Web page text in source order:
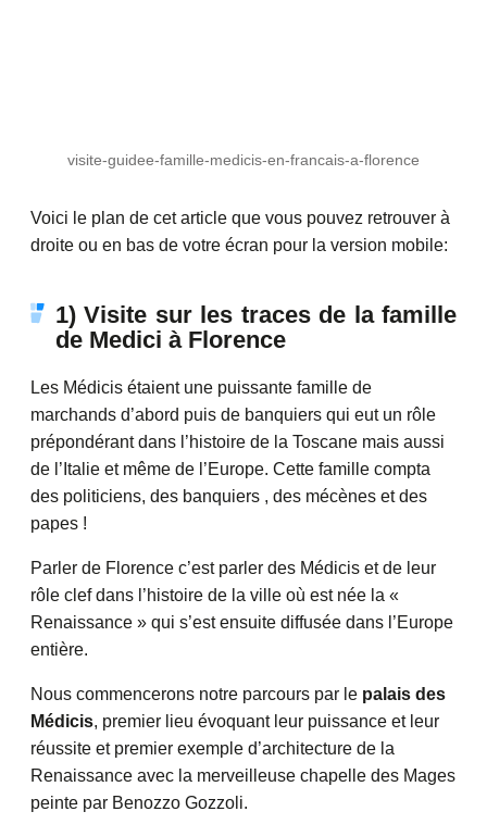
visite-guidee-famille-medicis-en-francais-a-florence
Voici le plan de cet article que vous pouvez retrouver à
droite ou en bas de votre écran pour la version mobile:
1) Visite sur les traces de la famille
de Medici à Florence
Les Médicis étaient une puissante famille de
marchands d’abord puis de banquiers qui eut un rôle
prépondérant dans l’histoire de la Toscane mais aussi
de l’Italie et même de l’Europe. Cette famille compta
des politiciens, des banquiers , des mécènes et des
papes !
Parler de Florence c’est parler des Médicis et de leur
rôle clef dans l’histoire de la ville où est née la «
Renaissance » qui s’est ensuite diffusée dans l’Europe
entière.
Nous commencerons notre parcours par le palais des
Médicis, premier lieu évoquant leur puissance et leur
réussite et premier exemple d’architecture de la
Renaissance avec la merveilleuse chapelle des Mages
peinte par Benozzo Gozzoli.